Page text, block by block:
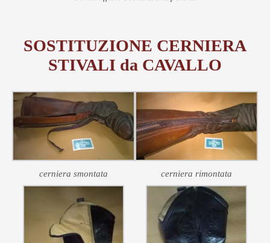
SOSTITUZIONE CERNIERA
STIVALI da CAVALLO
cerniera smontata cerniera rimontata